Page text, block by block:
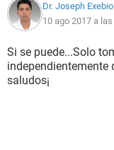
Dr. Joseph Exebio
10 ago 2017 a
Si se puede...Solo
independientemente
saludos¡